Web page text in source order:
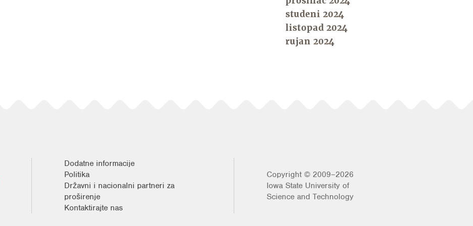
studeni 2024
listopad 2024
rujan 2024
Dodatne informacije
Politika
Državni i nacionalni partneri za
proširenje
Kontaktirajte nas
Copyright © 2009–2026
Iowa State University of
Science and Technology